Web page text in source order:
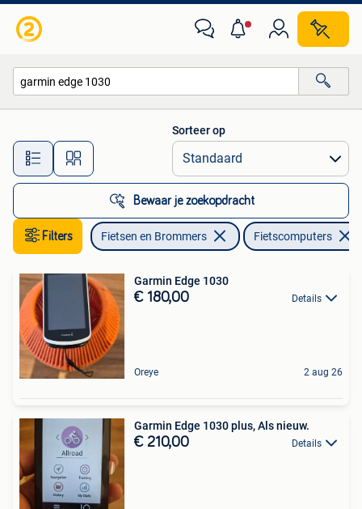
Alle afstanden…
Sorteer op
Bewaar je zoekopdracht
Filters Fietsen en Brommers Fietscomputers
Garmin Edge 1030
€ 180,00 Details
Oreye 2 aug 26
Garmin Edge 1030 plus, Als nieuw.
€ 210,00 Details